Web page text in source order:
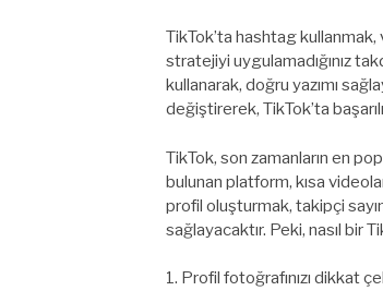
TikTok’ta hashtag
stratejiyi uygulamadığınız
kullanarak, doğru yazımı
değiştirerek, TikTok’ta
TikTok, son zamanların en
bulunan platform, kısa
profil oluşturmak, takipçi
sağlayacaktır. Peki, nasıl bir
1. Profil fotoğrafınızı dikkat